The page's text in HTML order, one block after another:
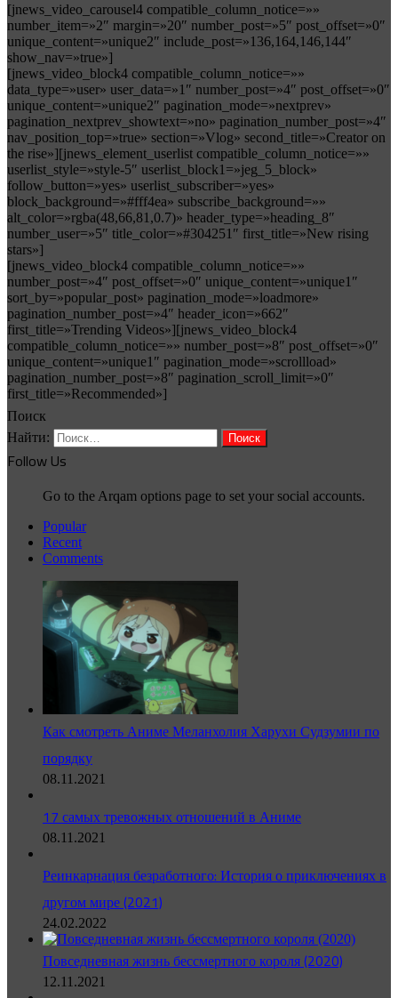
[jnews_video_carousel4 compatible_column_notice=»»
number_item=»2″ margin=»20″ number_post=»5″ post_offset=»0″
unique_content=»unique2″ include_post=»136,164,146,144″
show_nav=»true»]
[jnews_video_block4 compatible_column_notice=»»
data_type=»user» user_data=»1″ number_post=»4″ post_offset=»0″
unique_content=»unique2″ pagination_mode=»nextprev»
pagination_nextprev_showtext=»no» pagination_number_post=»4″
nav_position_top=»true» section=»Vlog» second_title=»Creator on
the rise»][jnews_element_userlist compatible_column_notice=»»
userlist_style=»style-5″ userlist_block1=»jeg_5_block»
follow_button=»yes» userlist_subscriber=»yes»
block_background=»#fff4ea» subscribe_background=»»
alt_color=»rgba(48,66,81,0.7)» header_type=»heading_8″
number_user=»5″ title_color=»#304251″ first_title=»New rising
stars»]
[jnews_video_block4 compatible_column_notice=»»
number_post=»4″ post_offset=»0″ unique_content=»unique1″
sort_by=»popular_post» pagination_mode=»loadmore»
pagination_number_post=»4″ header_icon=»662″
first_title=»Trending Videos»][jnews_video_block4
compatible_column_notice=»» number_post=»8″ post_offset=»0″
unique_content=»unique1″ pagination_mode=»scrollload»
pagination_number_post=»8″ pagination_scroll_limit=»0″
first_title=»Recommended»]
Поиск
Найти:
Follow Us
Go to the Arqam options page to set your social accounts.
Popular
Recent
Comments
Как смотреть Аниме Меланхолия Харухи Судзумии по
порядку
08.11.2021
17 самых тревожных отношений в Аниме
08.11.2021
Реинкарнация безработного: История о приключениях в
другом мире (2021)
24.02.2022
Повседневная жизнь бессмертного короля (2020)
12.11.2021